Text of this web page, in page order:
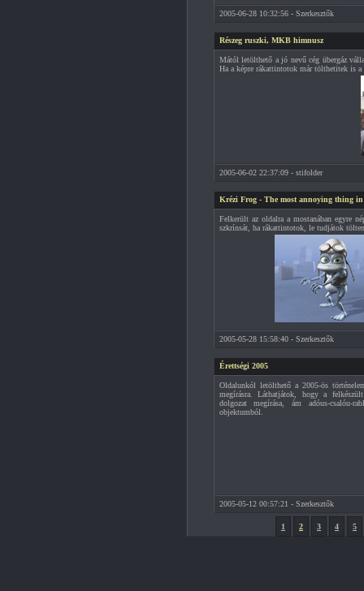
2005-06-28 10:32:56 - Szerkesztők
Részeg ruszki, MKB himnusz
Mától letölthető a jó nevű cég übergáz
Ha a képre rákattintotok már tölthetitek is a
2005-06-02 22:37:09 - stifolder
Krézi Frog - The most annoying thing
Felkerült az oldalra a mostanában egyre
szkrínsát, ha rákattintotok, le tudjátok
2005-05-28 15:58:40 - Szerkesztők
Érettségi 2005
Oldalunkól letölthető a 2005-ös
megírásra. Láthatjátok, hogy a
dolgozat megírása, ám adóus-csalóu-
objektumból.
2005-05-12 00:57:21 - Szerkesztők
1 2 3 4 5